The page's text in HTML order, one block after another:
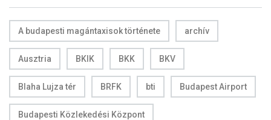
A budapesti magántaxisok története archív
Ausztria BKIK BKK BKV
Blaha Lujza tér BRFK bti Budapest Airport
Budapesti Közlekedési Központ